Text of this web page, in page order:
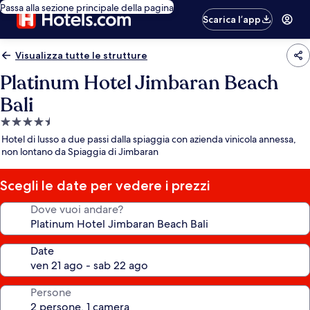
Passa alla sezione principale della pagina
Scarica l’app
Visualizza tutte le strutture
Platinum Hotel Jimbaran Beach
Bali
Struttura
a
4.5
stelle
Hotel di lusso a due passi dalla spiaggia con azienda vinicola annessa,
non lontano da Spiaggia di Jimbaran
Scegli le date per vedere i prezzi
Dove vuoi andare?
Date
Persone